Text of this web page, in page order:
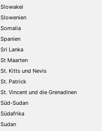
Slowakei
Slowenien
Somalia
Spanien
Sri Lanka
St Maarten
St. Kitts und Nevis
St. Patrick
St. Vincent und die Grenadinen
Süd-Sudan
Südafrika
Sudan